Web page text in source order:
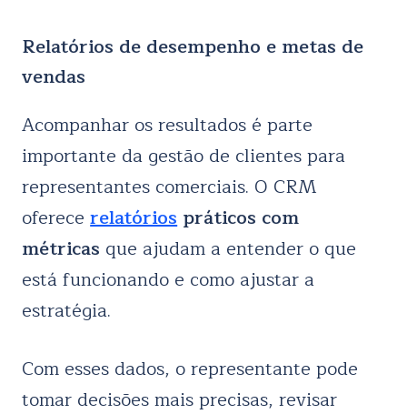
Relatórios de desempenho e metas de
vendas
Acompanhar os resultados é parte
importante da gestão de clientes para
representantes comerciais. O CRM
oferece relatóriospráticos com
métricas que ajudam a entender o que
está funcionando e como ajustar a
estratégia.
Com esses dados, o representante pode
tomar decisões mais precisas, revisar